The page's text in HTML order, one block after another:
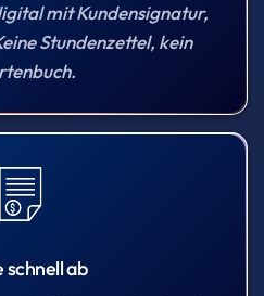
mit Kundensignatur,
Stundenzettel, kein
schnell ab